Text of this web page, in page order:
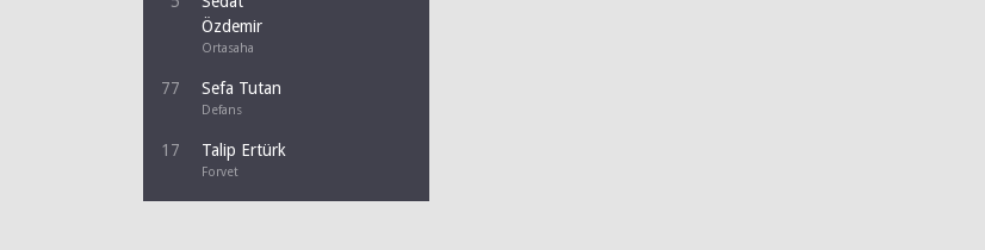
Özdemir
Ortasaha
77 Sefa Tutan
Defans
17 Talip Ertürk
Forvet